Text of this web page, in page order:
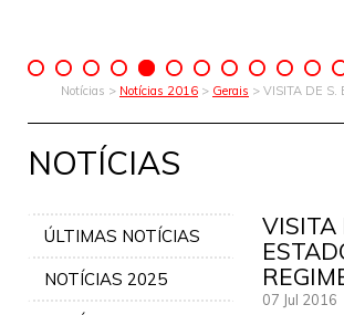
Notícias > Notícias 2016 > Gerais > VISITA DE S.
NOTÍCIAS
ÚLTIMAS NOTÍCIAS
NOTÍCIAS 2025
VISITA
07 Jul 2016